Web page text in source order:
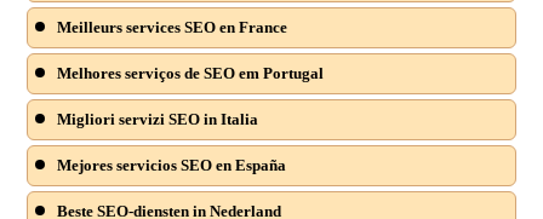
Meilleurs services SEO en France
Melhores serviços de SEO em Portugal
Migliori servizi SEO in Italia
Mejores servicios SEO en España
Beste SEO-diensten in Nederland